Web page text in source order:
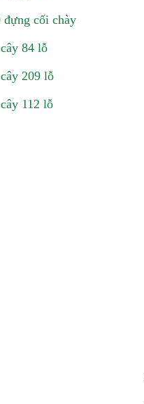
cối chày
84 lỗ
209 lỗ
112 lỗ